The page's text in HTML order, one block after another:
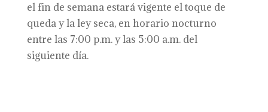
el fin de semana estará vigente el toque de
queda y la ley seca, en horario nocturno
entre las 7:00 p.m. y las 5:00 a.m. del
siguiente día.